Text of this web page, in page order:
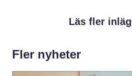
Läs fler
Fler nyheter